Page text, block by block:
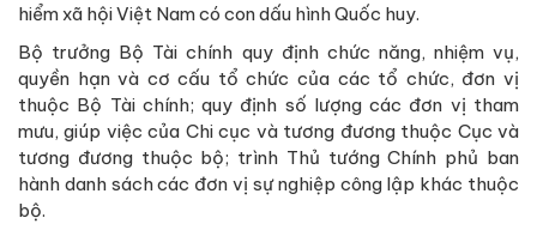
hiểm xã hội Việt Nam có con dấu hình Quốc huy.
Bộ trưởng Bộ Tài chính quy định chức năng, nhiệm vụ,
quyền hạn và cơ cấu tổ chức của các tổ chức, đơn vị
thuộc Bộ Tài chính; quy định số lượng các đơn vị tham
mưu, giúp việc của Chi cục và tương đương thuộc Cục và
tương đương thuộc bộ; trình Thủ tướng Chính phủ ban
hành danh sách các đơn vị sự nghiệp công lập khác thuộc
bộ.